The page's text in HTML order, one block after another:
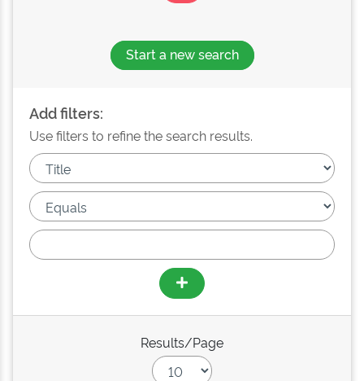
Start a new search
Add filters:
Use filters to refine the search results.
Results/Page